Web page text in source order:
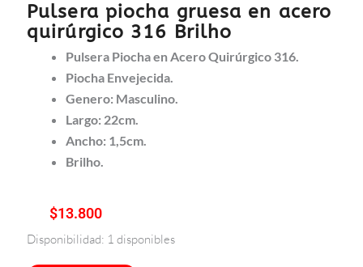
Pulsera piocha gruesa en acero
quirúrgico 316 Brilho
Pulsera Piocha en Acero Quirúrgico 316.
Piocha Envejecida.
Genero: Masculino.
Largo: 22cm.
Ancho: 1,5cm.
Brilho.
$13.800
Disponibilidad: 1 disponibles
Pulsera